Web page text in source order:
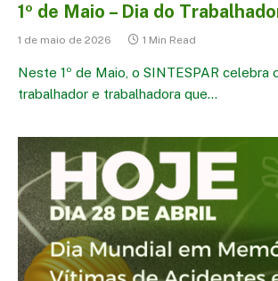
1º de Maio – Dia do
1 de maio de 2026 1 Min Read
Neste 1º de Maio, o SINTESPAR celebra
trabalhador e trabalhadora que…